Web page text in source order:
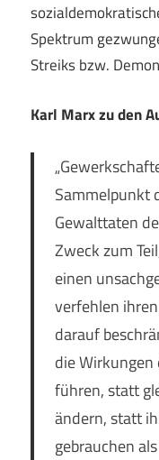
Spektrum
Streiks bzw.
Karl Marx zu den
Sammelpunkt
Gewalttaten
Zweck zum
einen
verfehlen
darauf
die Wirkungen
führen, statt
ändern, statt
gebrauchen